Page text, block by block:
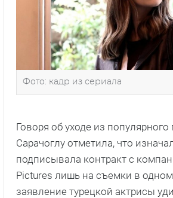
Фото: кадр из сериала
Говоря об уходе из популярного
Сарачоглу отметила, что
подписывала контракт с
Pictures лишь на съемки в
заявление турецкой актрисы